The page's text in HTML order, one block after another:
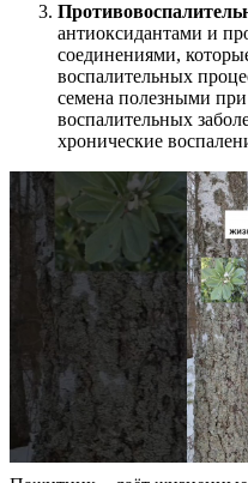
антиоксидантами и
соединениями,
воспалительных
семена полезными
воспалительных
хронические